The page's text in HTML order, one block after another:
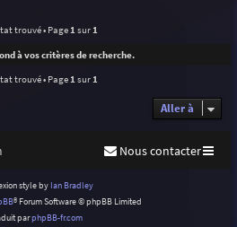
c
trouvé • Page 1 sur 1
à vos critères de recherche.
trouvé • Page 1 sur 1
Aller à
Nous contacter
style by Ian Bradley
® Forum Software © phpBB Limited
parphpBB-fr.com